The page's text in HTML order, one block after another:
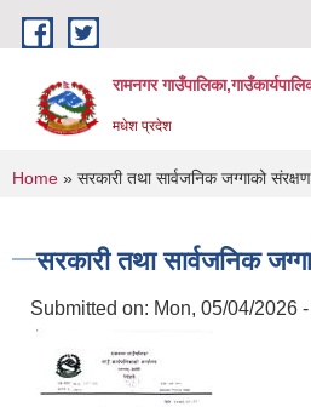
Skip to main content
रामनगर
मधेश प्रदेश
You are here
Home » सरकारी तथा सार्वजनिक जग्गाको
सरकारी तथा सार्वजनिक
Submitted on: Mon, 05/04/2026